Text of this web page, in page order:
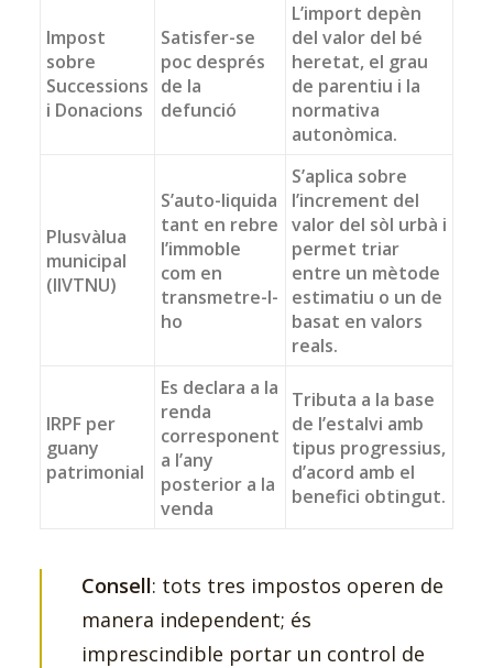
Impost
sobre
Successions
i Donacions
Satisfer-se
poc després
de la
defunció
L’import depèn
del valor del bé
heretat, el grau
de parentiu i la
normativa
autonòmica.
Plusvàlua
municipal
(IIVTNU)
S’auto-liquida
tant en rebre
l’immoble
com en
transmetre-l-
ho
S’aplica sobre
l’increment del
valor del sòl urbà i
permet triar
entre un mètode
estimatiu o un de
basat en valors
reals.
IRPF per
guany
patrimonial
Es declara a la
renda
corresponent
a l’any
posterior a la
venda
Tributa a la base
de l’estalvi amb
tipus progressius,
d’acord amb el
benefici obtingut.
Consell: tots tres impostos operen de
manera independent; és
imprescindible portar un control de